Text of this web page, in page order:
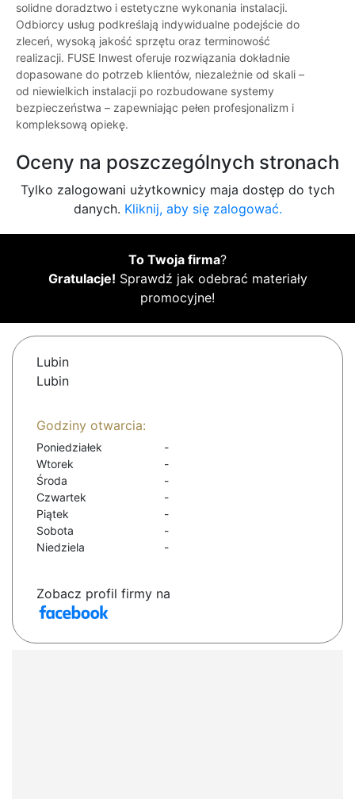
solidne doradztwo i estetyczne wykonania instalacji.
Odbiorcy usług podkreślają indywidualne podejście do
zleceń, wysoką jakość sprzętu oraz terminowość
realizacji. FUSE Inwest oferuje rozwiązania dokładnie
dopasowane do potrzeb klientów, niezależnie od skali –
od niewielkich instalacji po rozbudowane systemy
bezpieczeństwa – zapewniając pełen profesjonalizm i
kompleksową opiekę.
Oceny na poszczególnych stronach
Tylko zalogowani użytkownicy maja dostęp do tych
danych. Kliknij, aby się zalogować.
To Twoja firma?
Gratulacje! Sprawdź jak odebrać materiały
promocyjne!
Lubin
Lubin
Godziny otwarcia:
Poniedziałek
-
Wtorek
-
Środa
-
Czwartek
-
Piątek
-
Sobota
-
Niedziela
-
Zobacz profil firmy na